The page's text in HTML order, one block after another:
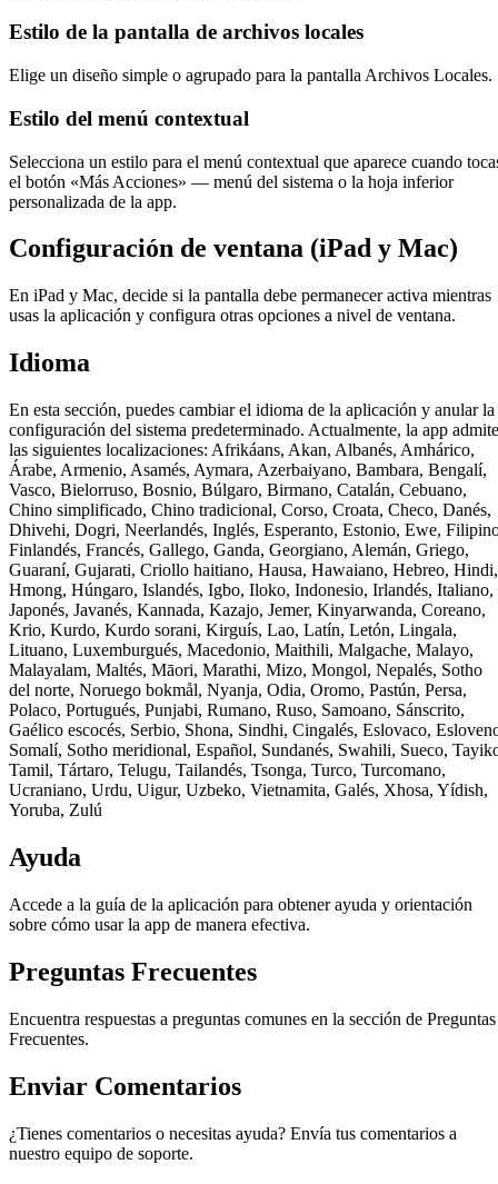
Estilo de la pantalla de archivos locales
Elige un diseño simple o agrupado para la pantalla Archivos Locales.
Estilo del menú contextual
Selecciona un estilo para el menú contextual que aparece cuando
el botón «Más Acciones» — menú del sistema o la hoja inferior
personalizada de la app.
Configuración de ventana (iPad y Mac)
En iPad y Mac, decide si la pantalla debe permanecer activa mientras
usas la aplicación y configura otras opciones a nivel de ventana.
Idioma
En esta sección, puedes cambiar el idioma de la aplicación y anular la
configuración del sistema predeterminado. Actualmente, la app admite
las siguientes localizaciones: Afrikáans, Akan, Albanés, Amhárico,
Árabe, Armenio, Asamés, Aymara, Azerbaiyano, Bambara, Bengalí,
Vasco, Bielorruso, Bosnio, Búlgaro, Birmano, Catalán, Cebuano,
Chino simplificado, Chino tradicional, Corso, Croata, Checo, Danés,
Dhivehi, Dogri, Neerlandés, Inglés, Esperanto, Estonio, Ewe,
Finlandés, Francés, Gallego, Ganda, Georgiano, Alemán, Griego,
Guaraní, Gujarati, Criollo haitiano, Hausa, Hawaiano, Hebreo, Hindi,
Hmong, Húngaro, Islandés, Igbo, Iloko, Indonesio, Irlandés, Italiano,
Japonés, Javanés, Kannada, Kazajo, Jemer, Kinyarwanda, Coreano,
Krio, Kurdo, Kurdo sorani, Kirguís, Lao, Latín, Letón, Lingala,
Lituano, Luxemburgués, Macedonio, Maithili, Malgache, Malayo,
Malayalam, Maltés, Māori, Marathi, Mizo, Mongol, Nepalés, Sotho
del norte, Noruego bokmål, Nyanja, Odia, Oromo, Pastún, Persa,
Polaco, Portugués, Punjabi, Rumano, Ruso, Samoano, Sánscrito,
Gaélico escocés, Serbio, Shona, Sindhi, Cingalés, Eslovaco,
Somalí, Sotho meridional, Español, Sundanés, Swahili, Sueco,
Tamil, Tártaro, Telugu, Tailandés, Tsonga, Turco, Turcomano,
Ucraniano, Urdu, Uigur, Uzbeko, Vietnamita, Galés, Xhosa, Yídish,
Yoruba, Zulú
Ayuda
Accede a la guía de la aplicación para obtener ayuda y orientación
sobre cómo usar la app de manera efectiva.
Preguntas Frecuentes
Encuentra respuestas a preguntas comunes en la sección de Preguntas
Frecuentes.
Enviar Comentarios
¿Tienes comentarios o necesitas ayuda? Envía tus comentarios a
nuestro equipo de soporte.